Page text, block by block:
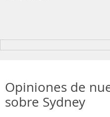
Opiniones de
sobre Sydney